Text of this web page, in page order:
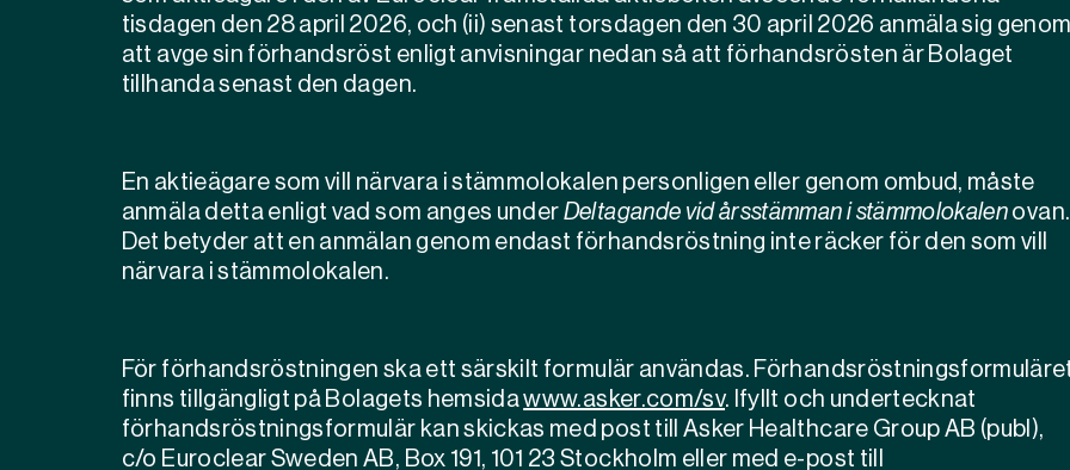
tisdagen den 28 april 2026, och (ii) senast torsdagen den 30 april 2026 anmäla sig genom
att avge sin förhandsröst enligt anvisningar nedan så att förhandsrösten är Bolaget
tillhanda senast den dagen.
En aktieägare som vill närvara i stämmolokalen personligen eller genom ombud, måste
anmäla detta enligt vad som anges under Deltagande vid årsstämman i stämmolokalen ovan.
Det betyder att en anmälan genom endast förhandsröstning inte räcker för den som vill
närvara i stämmolokalen.
För förhandsröstningen ska ett särskilt formulär användas.
finns tillgängligt på Bolagets hemsidawww.asker.com/sv. Ifyllt och undertecknat
förhandsröstningsformulär kan skickas med post till Asker Healthcare Group AB (publ),
c/o Euroclear Sweden AB, Box 191, 101 23 Stockholm eller med e-post till